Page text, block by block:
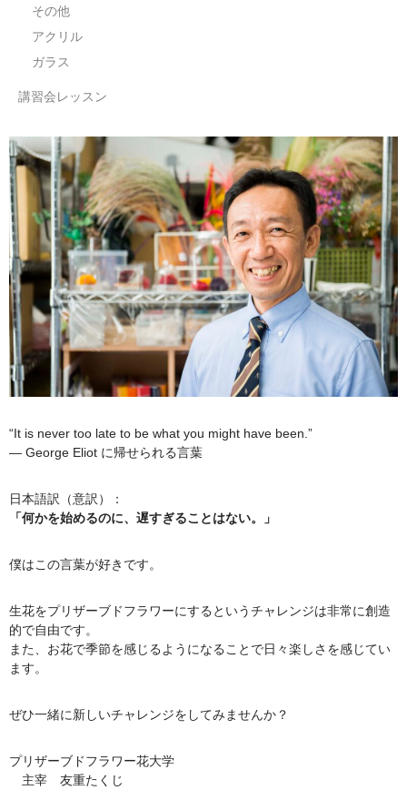
その他
アクリル
ガラス
講習会レッスン
“It is never too late to be what you might have been.”
― George Eliot に帰せられる言葉
日本語訳（意訳）：
「何かを始めるのに、遅すぎることはない。」
僕はこの言葉が好きです。
生花をプリザーブドフラワーにするというチャレンジは非常に創造
的で自由です。
また、お花で季節を感じるようになることで日々楽しさを感じてい
ます。
ぜひ一緒に新しいチャレンジをしてみませんか？
プリザーブドフラワー花大学
主宰 友重たくじ